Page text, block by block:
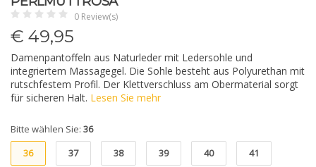
0 Review(s)
€ 49,95
Damenpantoffeln aus Naturleder mit Ledersohle und
integriertem Massagegel. Die Sohle besteht aus Polyurethan mit
rutschfestem Profil. Der Klettverschluss am Obermaterial sorgt
für sicheren Halt. Lesen Sie mehr
Bitte wählen Sie: 36
36
37 38 39 40 41